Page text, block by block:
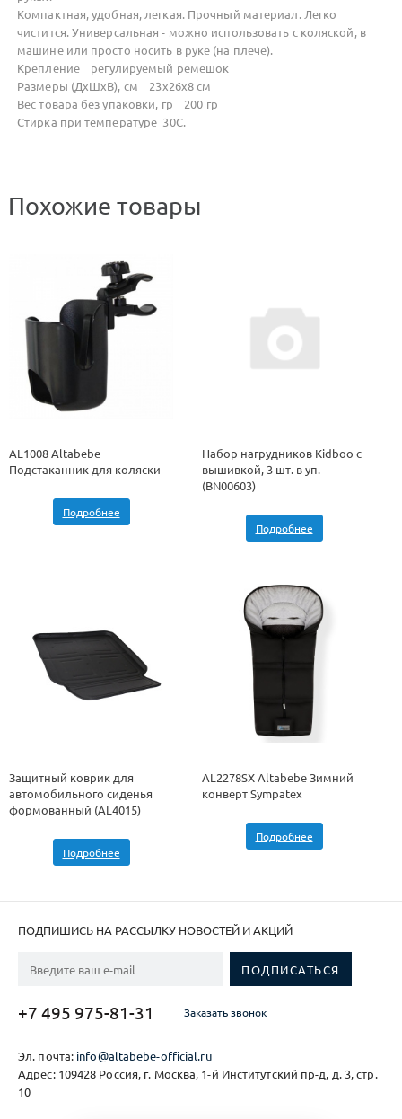
Компактная, удобная, легкая. Прочный материал. Легко
чистится. Универсальная - можно использовать с коляской, в
машине или просто носить в руке (на плече).
Крепление регулируемый ремешок
Размеры (ДхШхВ), см 23x26x8 см
Вес товара без упаковки, гр 200 гр
Стирка при температуре 30С.
Похожие товары
AL1008 Altabebe
Подстаканник для коляски
Подробнее
Набор нагрудников Kidboo с
вышивкой, 3 шт. в уп.
(BN00603)
Подробнее
Защитный коврик для
автомобильного сиденья
формованный (AL4015)
Подробнее
AL2278SX Altabebe Зимний
конверт Sympatex
Подробнее
ПОДПИШИСЬ НА РАССЫЛКУ НОВОСТЕЙ И АКЦИЙ
+7 495 975-81-31 Заказать звонок
Эл. почта: info@altabebe-official.ru
Адрес: 109428 Россия, г. Москва, 1-й Институтский пр-д, д. 3, стр.
10